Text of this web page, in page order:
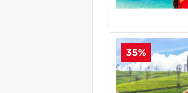
35%